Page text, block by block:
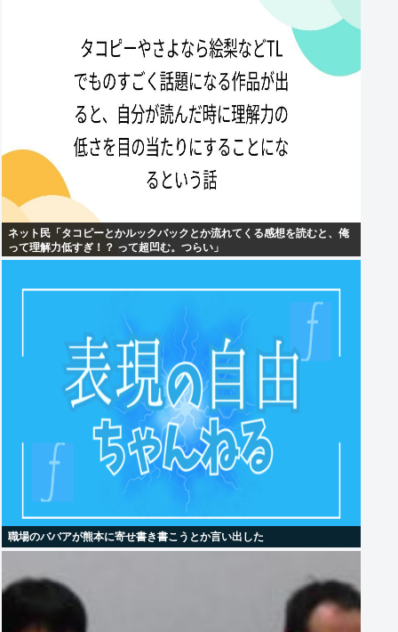
ネット民「タコピーとかルックバックとか流れてくる感想を読むと、俺
って理解力低すぎ！？ って超凹む。つらい」
職場のババアが熊本に寄せ書き書こうとか言い出した